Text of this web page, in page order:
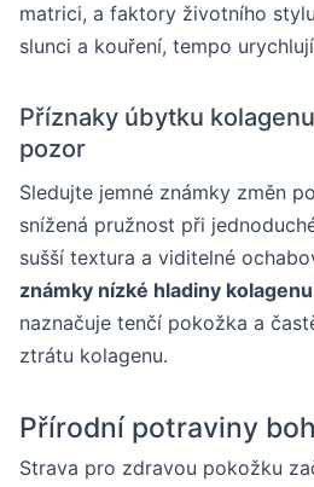
matrici, a faktory životního
slunci a kouření, tempo
Příznaky úbytku
pozor
Sledujte jemné známky změn
snížená pružnost při
sušší textura a viditelné
známky nízké hladiny
naznačuje tenčí pokožka a
ztrátu kolagenu.
Přírodní potraviny
Strava pro zdravou pokožku